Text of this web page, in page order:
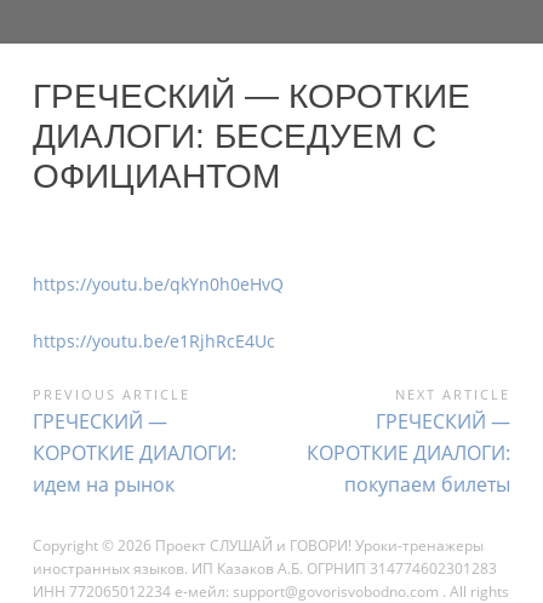
ГРЕЧЕСКИЙ — КОРОТКИЕ
ДИАЛОГИ: БЕСЕДУЕМ С
ОФИЦИАНТОМ
https://youtu.be/qkYn0h0eHvQ
https://youtu.be/e1RjhRcE4Uc
НАВИГАЦИЯ
ПО
ЗАПИСЯМ
PREVIOUS ARTICLE
Previous
Article:
ГРЕЧЕСКИЙ —
КОРОТКИЕ ДИАЛОГИ:
идем на рынок
NEXT ARTICLE
Next
Article:
ГРЕЧЕСКИЙ —
КОРОТКИЕ ДИАЛОГИ:
покупаем билеты
Copyright © 2026 Проект СЛУШАЙ и ГОВОРИ! Уроки-тренажеры
иностранных языков. ИП Казаков А.Б. ОГРНИП 314774602301283
ИНН 772065012234 е-мейл: support@govorisvobodno.com . All rights